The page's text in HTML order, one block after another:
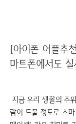
[아이폰 어플추
마트폰에서도 실
지금 우리 생활의 주
람이 드물 정도로 스